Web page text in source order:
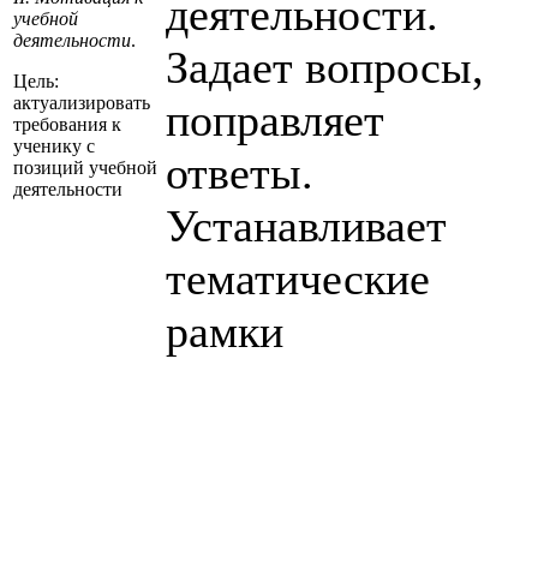
учебной
деятельности.
Цель:
актуализировать
требования к
ученику с
позиций учебной
деятельности
деятельности.
Задает вопросы,
поправляет
ответы.
Устанавливает
тематические
рамки